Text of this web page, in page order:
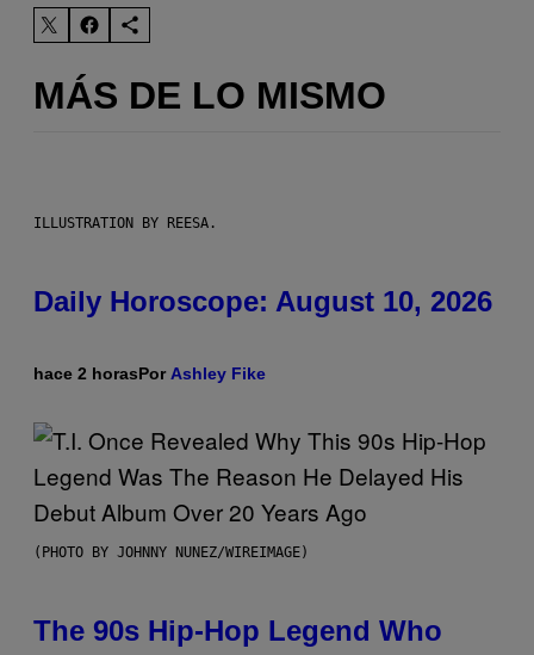
MÁS DE LO MISMO
ILLUSTRATION BY REESA.
Daily Horoscope: August 10, 2026
hace 2 horasPor Ashley Fike
(PHOTO BY JOHNNY NUNEZ/WIREIMAGE)
The 90s Hip-Hop Legend Who